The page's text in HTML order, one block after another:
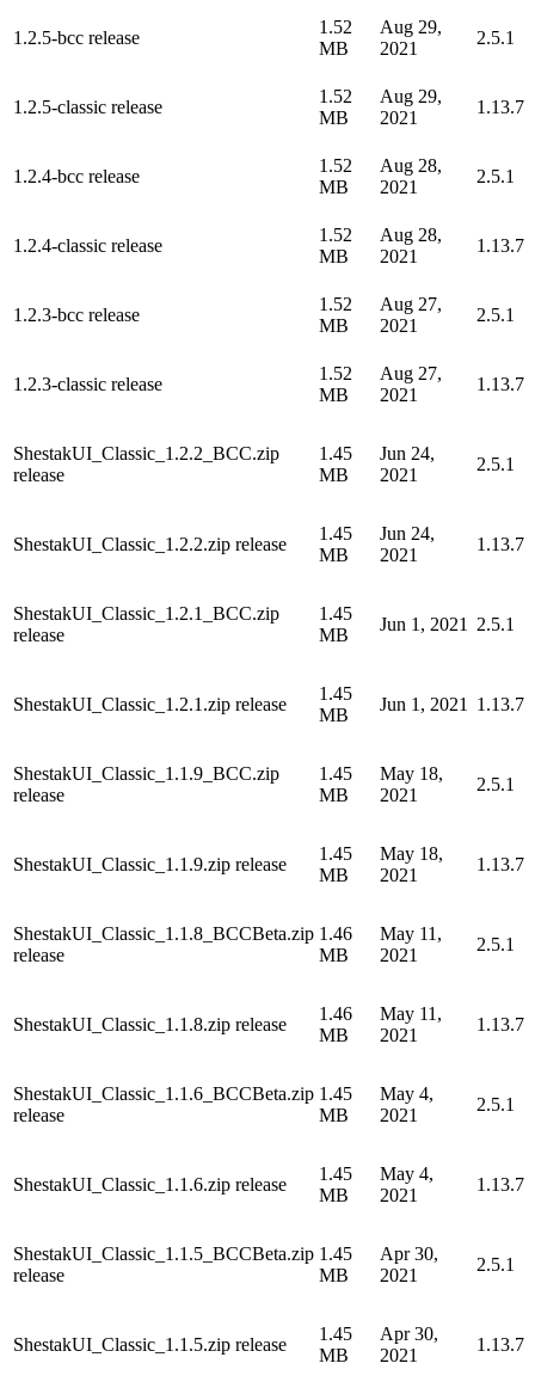
1.2.5-bcc release
1.52
MB
Aug 29,
2021
2.5.1
1.2.5-classic release
1.52
MB
Aug 29,
2021
1.13.7
1.2.4-bcc release
1.52
MB
Aug 28,
2021
2.5.1
1.2.4-classic release
1.52
MB
Aug 28,
2021
1.13.7
1.2.3-bcc release
1.52
MB
Aug 27,
2021
2.5.1
1.2.3-classic release
1.52
MB
Aug 27,
2021
1.13.7
ShestakUI_Classic_1.2.2_BCC.zip
release
1.45
MB
Jun 24,
2021
2.5.1
ShestakUI_Classic_1.2.2.zip release
1.45
MB
Jun 24,
2021
1.13.7
ShestakUI_Classic_1.2.1_BCC.zip
release
1.45
MB
Jun 1, 2021 2.5.1
ShestakUI_Classic_1.2.1.zip release
1.45
MB
Jun 1, 2021 1.13.7
ShestakUI_Classic_1.1.9_BCC.zip
release
1.45
MB
May 18,
2021
2.5.1
ShestakUI_Classic_1.1.9.zip release
1.45
MB
May 18,
2021
1.13.7
ShestakUI_Classic_1.1.8_BCCBeta.zip
release
1.46
MB
May 11,
2021
2.5.1
ShestakUI_Classic_1.1.8.zip release
1.46
MB
May 11,
2021
1.13.7
ShestakUI_Classic_1.1.6_BCCBeta.zip
release
1.45
MB
May 4,
2021
2.5.1
ShestakUI_Classic_1.1.6.zip release
1.45
MB
May 4,
2021
1.13.7
ShestakUI_Classic_1.1.5_BCCBeta.zip
release
1.45
MB
Apr 30,
2021
2.5.1
ShestakUI_Classic_1.1.5.zip release
1.45
MB
Apr 30,
2021
1.13.7